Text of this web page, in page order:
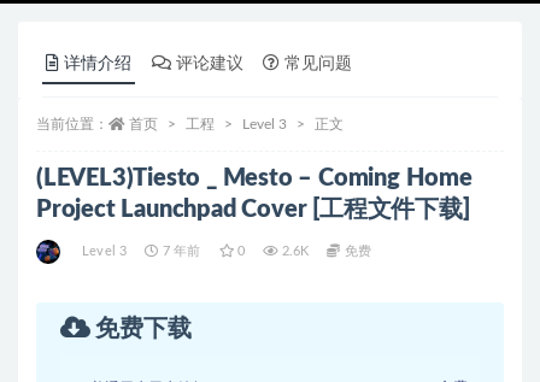
详情介绍 评论建议 常见问题
当前位置： 首页 工程 Level 3 正文
(LEVEL3)Tiesto _ Mesto – Coming Home
Project Launchpad Cover [工程文件下载]
Level 3 7 年前 0 2.6K 免费
免费下载